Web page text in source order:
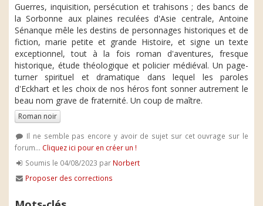
Guerres, inquisition, persécution et trahisons ; des bancs de
la Sorbonne aux plaines reculées d'Asie centrale, Antoine
Sénanque mêle les destins de personnages historiques et de
fiction, marie petite et grande Histoire, et signe un texte
exceptionnel, tout à la fois roman d'aventures, fresque
historique, étude théologique et policier médiéval. Un page-
turner spirituel et dramatique dans lequel les paroles
d'Eckhart et les choix de nos héros font sonner autrement le
beau nom grave de fraternité. Un coup de maître.
Roman noir
Il ne semble pas encore y avoir de sujet sur cet ouvrage sur le
forum... Cliquez ici pour en créer un !
Soumis le 04/08/2023 par Norbert
Proposer des corrections